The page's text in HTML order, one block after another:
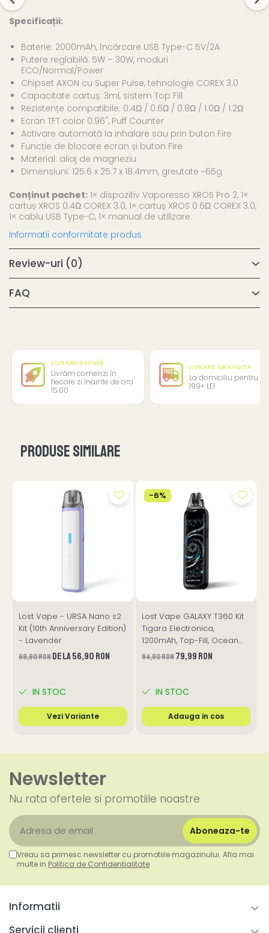
Specificații:
Baterie: 2000mAh, încărcare USB Type-C 5V/2A
Putere reglabilă: 5W – 30W, moduri
ECO/Normal/Power
Chipset AXON cu Super Pulse, tehnologie COREX 3.0
Capacitate cartuș: 3ml, sistem Top Fill
Rezistențe compatibile: 0.4Ω / 0.6Ω / 0.8Ω / 1.0Ω / 1.2Ω
Ecran TFT color 0.96", Puff Counter
Activare automată la inhalare sau prin buton Fire
Funcție de blocare ecran și buton Fire
Material: aliaj de magneziu
Dimensiuni: 125.6 x 25.7 x 18.4mm, greutate ~65g
Conținut pachet: 1× dispozitiv Vaporesso XROS Pro 2, 1×
cartuș XROS 0.4Ω COREX 3.0, 1× cartuș XROS 0.6Ω COREX 3.0,
1× cablu USB Type-C, 1× manual de utilizare.
Informatii conformitate produs
Review-uri (0)
FAQ
LIVRARE RAPIDĂ
Livrăm comenzi în
fiecare zi înainte de ora
15:00
LIVRARE GRATUITA
La domiciliu pentru
199+ LEI
Produse similare
Lost Vape - URSA Nano s2
Kit (10th Anniversary Edition)
- Lavender
69,90 RONde la 56,90 RON
IN STOC
Vezi Variante
-6%
Lost Vape GALAXY T360 Kit
Tigara Electronica,
1200mAh, Top-Fill, Ocean
Galaxy
84,90 RON79,99 RON
IN STOC
Adauga in cos
Newsletter
Nu rata ofertele si promotiile noastre
Vreau sa primesc newsletter cu promotiile magazinului. Afla mai
multe in Politica de Confidentialitate
Informatii
Servicii clienti